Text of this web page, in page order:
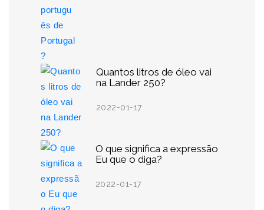
Quantos litros de óleo vai
na Lander 250?
2022-01-17
O que significa a expressão
Eu que o diga?
2022-01-17